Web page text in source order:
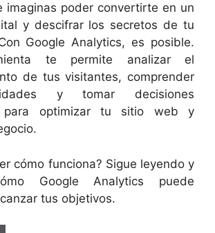
imaginas poder convertirte en un
y descifrar los secretos de tu
Google Analytics, es posible.
te permite analizar el
de tus visitantes, comprender
y tomar decisiones
para optimizar tu sitio web y
cómo funciona? Sigue leyendo y
Google Analytics puede
tus objetivos.